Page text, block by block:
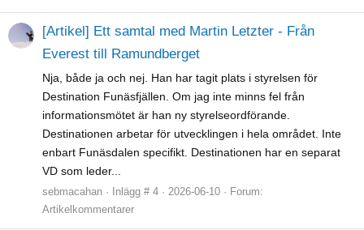
[Artikel] Ett samtal med Martin Letzter - Från
Everest till Ramundberget
Nja, både ja och nej. Han har tagit plats i styrelsen för
Destination Funäsfjällen. Om jag inte minns fel från
informationsmötet är han ny styrelseordförande.
Destinationen arbetar för utvecklingen i hela området. Inte
enbart Funäsdalen specifikt. Destinationen har en separat
VD som leder...
sebmacahan Inlägg # 4 2026-06-10
Forum:
Artikelkommentarer